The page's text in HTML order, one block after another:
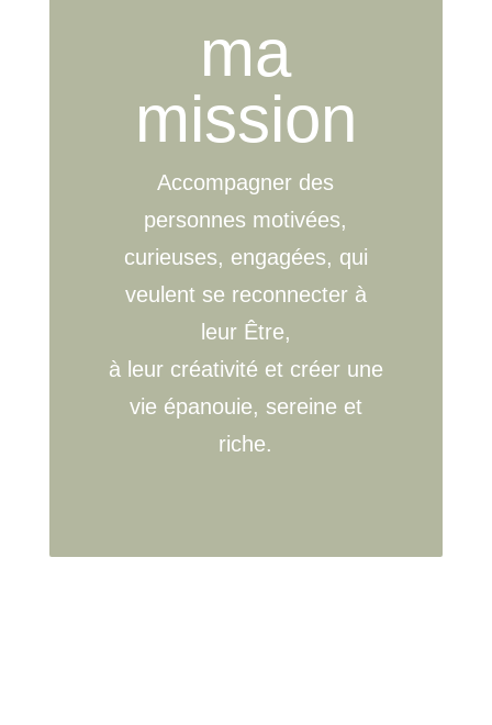
ma
mission
Accompagner des
personnes motivées,
curieuses, engagées, qui
veulent se reconnecter à
leur Être,
à leur créativité et créer une
vie épanouie, sereine et
riche.